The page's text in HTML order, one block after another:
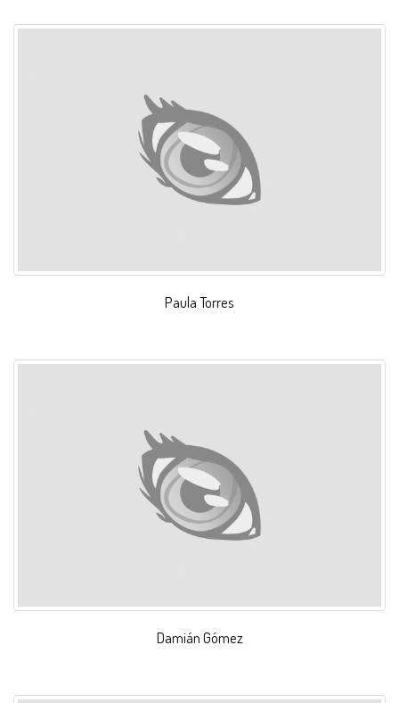
Paula Torres
Damián Gómez